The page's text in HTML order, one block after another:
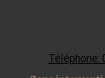
Téléphone: